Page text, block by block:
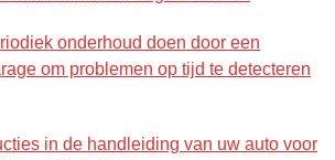
onderhoud doen door een
om problemen op tijd te detecteren
in de handleiding van uw auto voor